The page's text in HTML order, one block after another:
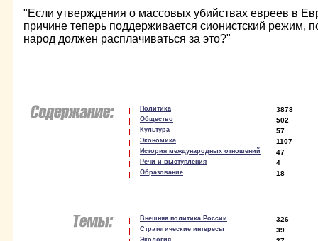
"Если утверждения о массовых убийствах евреев в
причине теперь поддерживается сионистский режим,
народ должен расплачиваться за это?"
Политика 3878
Общество 502
Культура 57
Экономика 1107
История международных отношений 47
Речи и выступления 4
Образование 18
Внешняя политика России 326
Стратегические интересы 39
Экология